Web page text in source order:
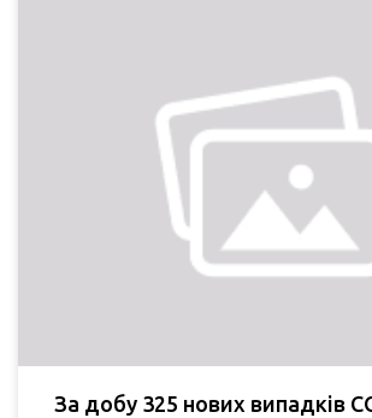
За добу 325 нових випадків